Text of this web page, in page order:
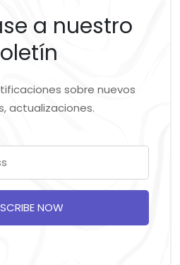
a nuestro
sobre nuevos
actualizaciones.
NOW